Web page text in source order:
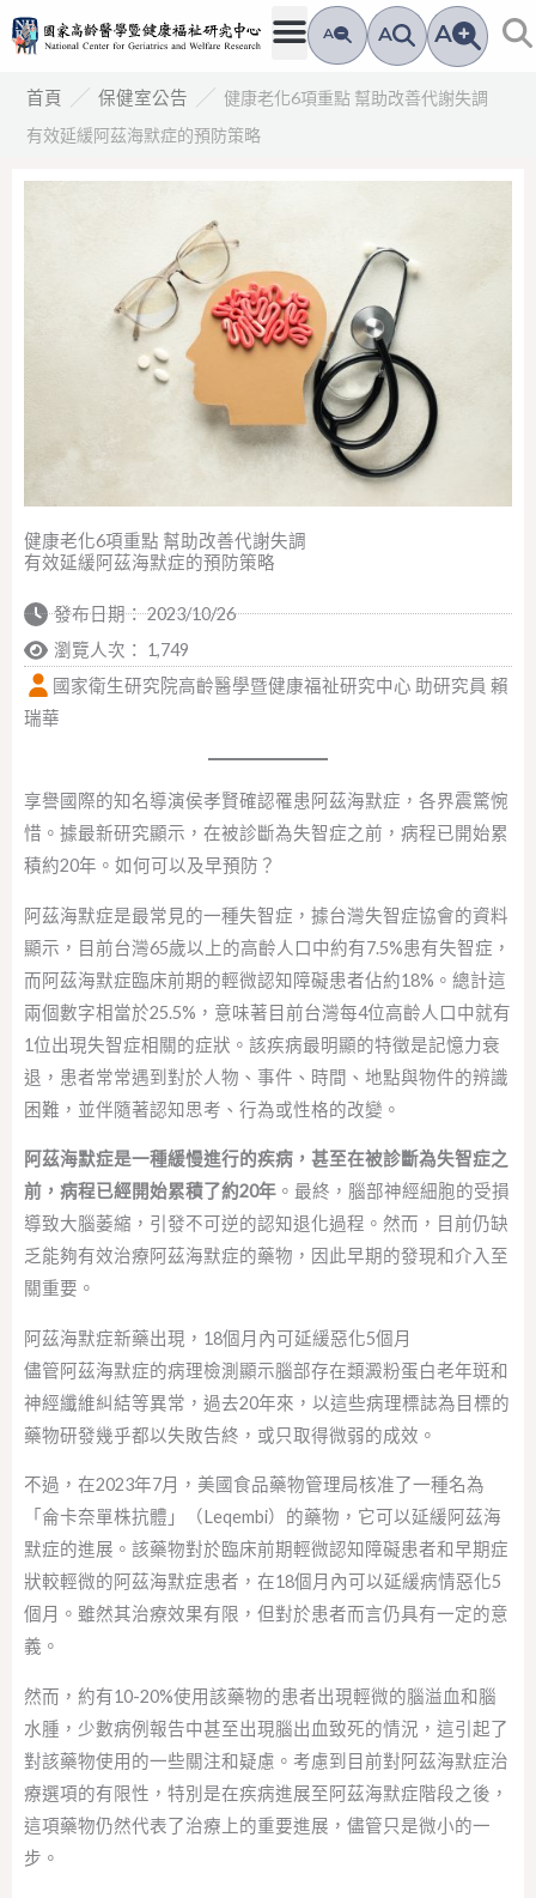
跳
至
A A A
首頁 ／ 保健室公告 ／ 健康老化6項重點 幫助改善代謝失調
有效延緩阿茲海默症的預防策略
健康老化6項重點 幫助改善代謝失調
有效延緩阿茲海默症的預防策略
發布日期：2023/10/26
瀏覽人次： 1,749
國家衛生研究院高齡醫學暨健康福祉研究中心 助研究員 賴
瑞華
享譽國際的知名導演侯孝賢確認罹患阿茲海默症，各界震驚惋
惜。據最新研究顯示，在被診斷為失智症之前，病程已開始累
積約20年。如何可以及早預防？
阿茲海默症是最常見的一種失智症，據台灣失智症協會的資料
顯示，目前台灣65歲以上的高齡人口中約有7.5%患有失智症，
而阿茲海默症臨床前期的輕微認知障礙患者佔約18%。總計這
兩個數字相當於25.5%，意味著目前台灣每4位高齡人口中就有
1位出現失智症相關的症狀。該疾病最明顯的特徵是記憶力衰
退，患者常常遇到對於人物、事件、時間、地點與物件的辨識
困難，並伴隨著認知思考、行為或性格的改變。
阿茲海默症是一種緩慢進行的疾病，甚至在被診斷為失智症之
前，病程已經開始累積了約20年 。最終，腦部神經細胞的受損
導致大腦萎縮，引發不可逆的認知退化過程。然而，目前仍缺
乏能夠有效治療阿茲海默症的藥物，因此早期的發現和介入至
關重要。
阿茲海默症新藥出現，18個月內可延緩惡化5個月
儘管阿茲海默症的病理檢測顯示腦部存在類澱粉蛋白老年斑和
神經纖維糾結等異常，過去20年來，以這些病理標誌為目標的
藥物研發幾乎都以失敗告終，或只取得微弱的成效。
不過，在2023年7月，美國食品藥物管理局核准了一種名為
「侖卡奈單株抗體」（Leqembi）的藥物，它可以延緩阿茲海
默症的進展。該藥物對於臨床前期輕微認知障礙患者和早期症
狀較輕微的阿茲海默症患者，在18個月內可以延緩病情惡化5
個月。雖然其治療效果有限，但對於患者而言仍具有一定的意
義。
然而，約有10-20%使用該藥物的患者出現輕微的腦溢血和腦
水腫，少數病例報告中甚至出現腦出血致死的情況，這引起了
對該藥物使用的一些關注和疑慮。考慮到目前對阿茲海默症治
療選項的有限性，特別是在疾病進展至阿茲海默症階段之後，
這項藥物仍然代表了治療上的重要進展，儘管只是微小的一
步。